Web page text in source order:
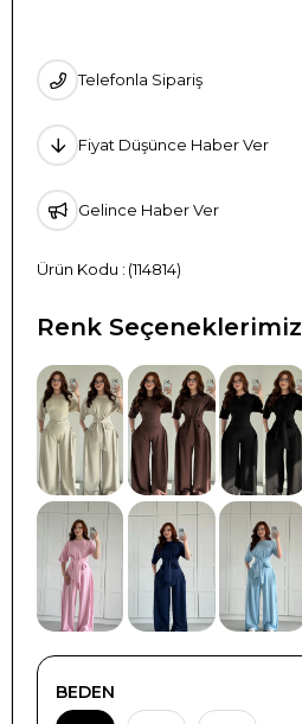
Telefonla Sipariş
Fiyat Düşünce Haber Ver
Gelince Haber Ver
(114814)
Renk Seçeneklerimiz
TÜKENDI
BEDEN